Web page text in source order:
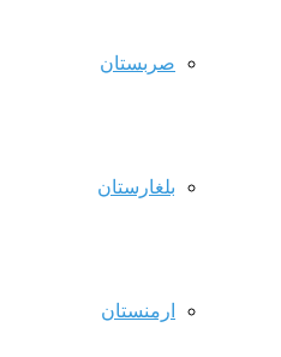
صربستان
بلغارستان
ارمنستان